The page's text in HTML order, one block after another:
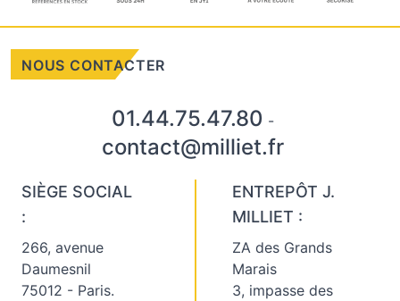
NOUS CONTACTER
01.44.75.47.80 -
contact@milliet.fr
SIÈGE SOCIAL
:
266, avenue
Daumesnil
75012 - Paris.
ENTREPÔT J.
MILLIET :
ZA des Grands
Marais
3, impasse des